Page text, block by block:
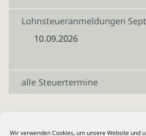
Wir verwenden Cookies, um unsere Website und
Lohnsteueranmeldungen
10.09.2026
alle Steuertermine